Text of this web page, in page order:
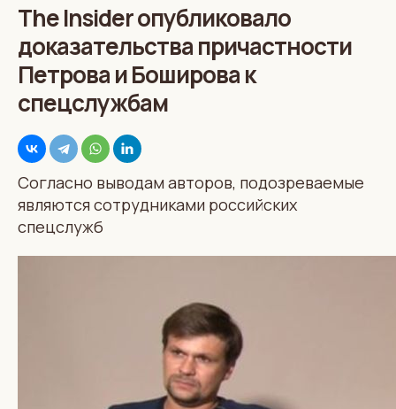
The Insider опубликовало
доказательства причастности
Петрова и Боширова к
спецслужбам
Согласно выводам авторов, подозреваемые
являются сотрудниками российских
спецслужб